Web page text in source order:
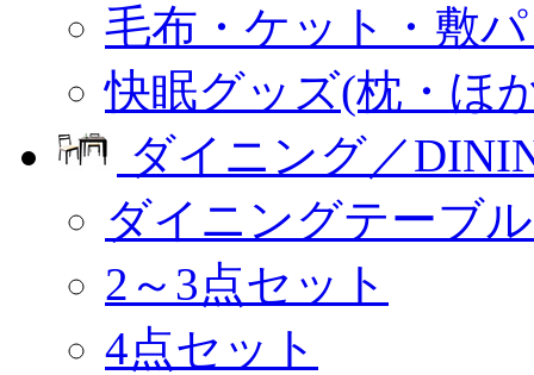
毛布・ケット・敷
快眠グッズ(枕・ほ
ダイニング／
ダイニングテーブ
2～3点セット
4点セット